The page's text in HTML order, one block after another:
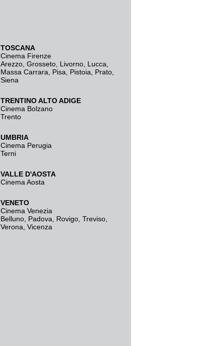
TOSCANA
Cinema Firenze
Arezzo Grosseto Livorno Lucca
Massa Carrara
Pisa Pistoia Prato
Siena
TRENTINO ALTO ADIGE
Cinema Bolzano
Trento
UMBRIA
Cinema Perugia
Terni
VALLE D'AOSTA
Cinema Aosta
VENETO
Cinema Venezia
Belluno Padova Rovigo Treviso
Verona Vicenza